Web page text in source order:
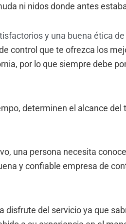
ni nidos donde antes
y una buena ética
control que te ofrezca los
por lo que siempre debe
determinen el alcance
una persona necesita
y confiable empresa de
disfrute del servicio ya que